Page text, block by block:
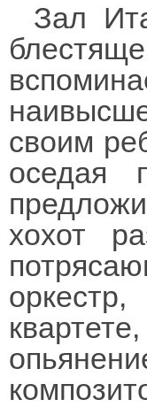
Зал
своим
оседая
хохот